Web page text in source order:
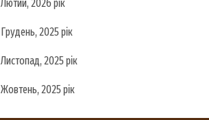
Лютий, 2026 рік
Грудень, 2025 рік
Листопад, 2025 рік
Жовтень, 2025 рік